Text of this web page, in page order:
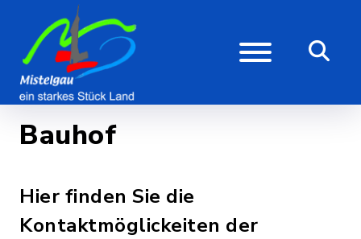
Bauhof
Hier finden Sie die
Kontaktmöglickeiten der